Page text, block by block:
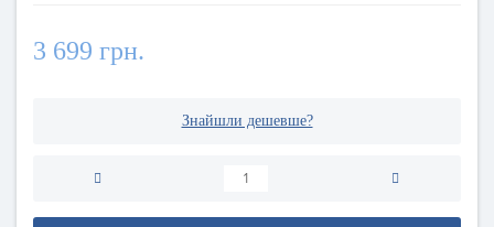
3 699 грн.
Знайшли дешевше?